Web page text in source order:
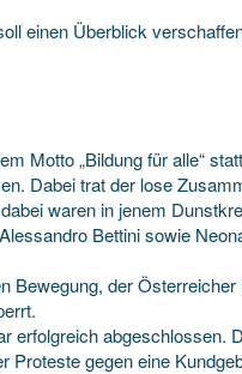
einen Überblick
Motto „Bildung für alle“
Dabei trat der lose
waren in jenem
Bettini sowie
Bewegung, der
erfolgreich abgeschlossen.
gegen eine